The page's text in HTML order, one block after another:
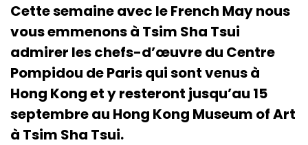
Cette semaine avec le French May nous
vous emmenons à Tsim Sha Tsui
admirer les chefs-d’œuvre du Centre
Pompidou de Paris qui sont venus à
Hong Kong et y resteront jusqu’au 15
septembre au Hong Kong Museum of Art
à Tsim Sha Tsui.